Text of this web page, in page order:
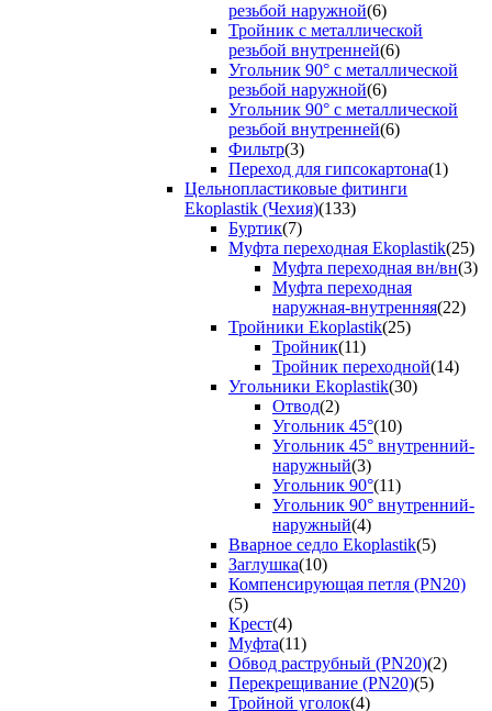
резьбой наружной(6)
Тройник с металлической
резьбой внутренней(6)
Угольник 90° с металлической
резьбой наружной(6)
Угольник 90° с металлической
резьбой внутренней(6)
Фильтр(3)
Переход для гипсокартона(1)
Цельнопластиковые фитинги
Ekoplastik (Чехия)(133)
Буртик(7)
Муфта переходная Ekoplastik(25)
Муфта переходная вн/вн(3)
Муфта переходная
наружная-внутренняя(22)
Тройники Ekoplastik(25)
Тройник(11)
Тройник переходной(14)
Угольники Ekoplastik(30)
Отвод(2)
Угольник 45°(10)
Угольник 45° внутренний-
наружный(3)
Угольник 90°(11)
Угольник 90° внутренний-
наружный(4)
Вварное седло Ekoplastik(5)
Заглушка(10)
Компенсирующая петля (PN20)
(5)
Крест(4)
Муфта(11)
Обвод раструбный (PN20)(2)
Перекрещивание (PN20)(5)
Тройной уголок(4)